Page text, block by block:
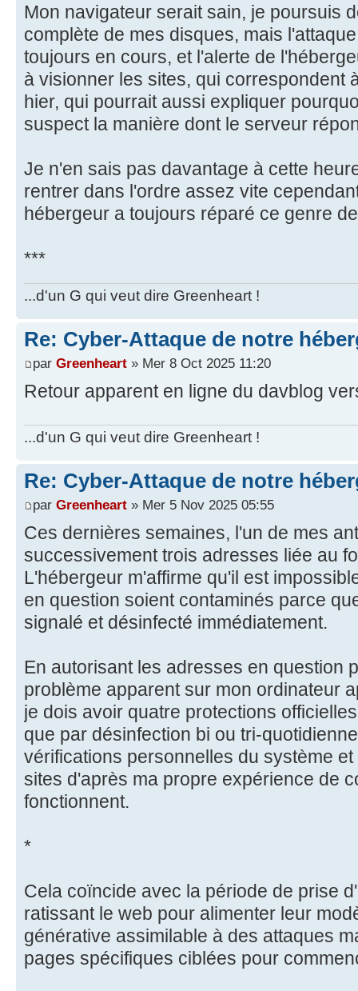
Mon navigateur serait sain, je poursuis
complète de mes disques, mais
toujours en cours, et l'alerte de
à visionner les sites, qui correspondent
hier, qui pourrait aussi expliquer
suspect la manière dont le serveur
Je n'en sais pas davantage à cette
rentrer dans l'ordre assez vite
hébergeur a toujours réparé ce genre
***
...d'un G qui veut dire Greenheart !
Re: Cyber-Attaque de notre
par Greenheart » Mer 8 Oct 2025 11:20
Retour apparent en ligne du davblog
...d'un G qui veut dire Greenheart !
Re: Cyber-Attaque de notre
par Greenheart » Mer 5 Nov 2025 05:55
Ces dernières semaines, l'un de mes
successivement trois adresses liée au
L'hébergeur m'affirme qu'il est
en question soient contaminés parce
signalé et désinfecté immédiatement.
En autorisant les adresses en question
problème apparent sur mon ordinateur
je dois avoir quatre protections
que par désinfection bi ou tri-
vérifications personnelles du système
sites d'après ma propre expérience de
fonctionnent.
*
Cela coïncide avec la période de prise
ratissant le web pour alimenter leur
générative assimilable à des attaques
pages spécifiques ciblées pour